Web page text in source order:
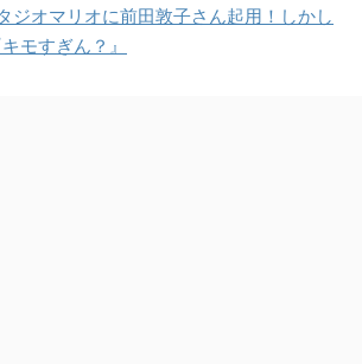
ジオマリオに前田敦子さん起用！しかし
モすぎん？』